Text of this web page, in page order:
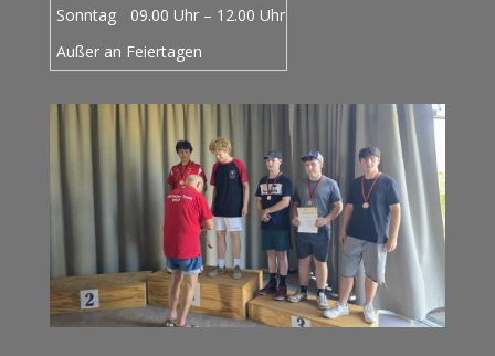
Sonntag
09.00 Uhr – 12.00 Uhr
Außer an Feiertagen